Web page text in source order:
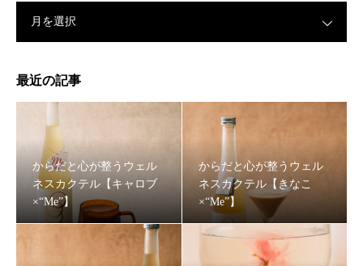
月を選択
最近の記事
からだと心が整うウェル
ネスカクテル【キャロブ
×“Me”】
からだと心が整うウェル
ネスカクテル【きなこ
×“Me”】